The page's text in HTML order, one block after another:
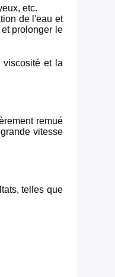
etc.
de l'eau et
prolonger le
viscosité et la
remué
vitesse
telles que